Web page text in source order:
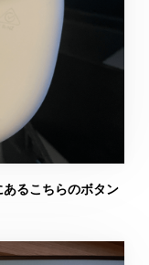
あるこちらのボタン